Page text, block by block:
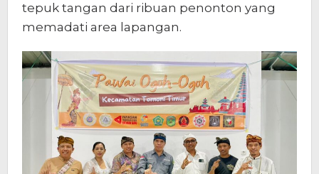
tepuk tangan dari ribuan penonton yang
memadati area lapangan.